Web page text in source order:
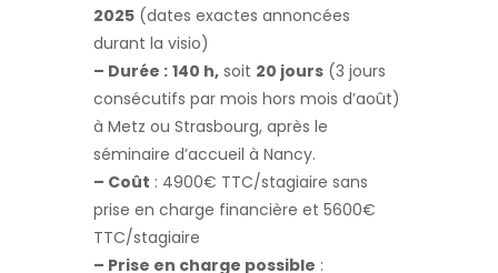
2025 (dates exactes annoncées
durant la visio)
– Durée : 140 h, soit 20 jours (3 jours
consécutifs par mois hors mois d’août)
à Metz ou Strasbourg, après le
séminaire d’accueil à Nancy.
– Coût : 4900€ TTC/stagiaire sans
prise en charge financière et 5600€
TTC/stagiaire
– Prise en charge possible :